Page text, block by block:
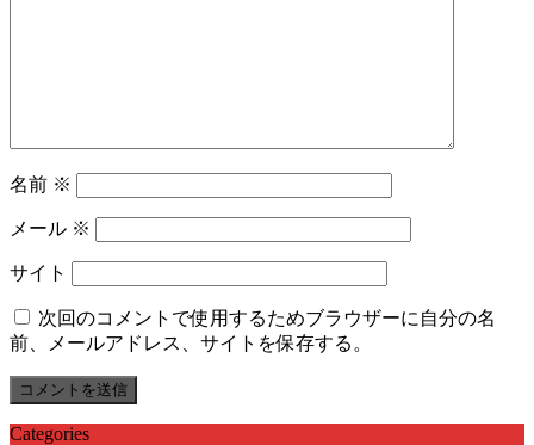
名前 ※
メール ※
サイト
次回のコメントで使用するためブラウザーに自分の名
前、メールアドレス、サイトを保存する。
Categories